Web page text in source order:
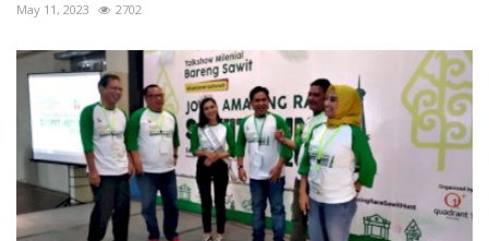
May 11, 2023 2702